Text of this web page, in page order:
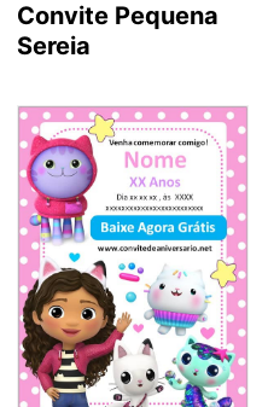
Convite Pequena
Sereia